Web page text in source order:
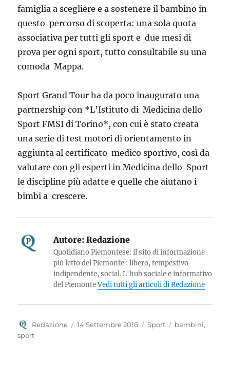
famiglia a scegliere e a sostenere il bambino in
questo percorso di scoperta: una sola quota
associativa per tutti gli sport e due mesi di
prova per ogni sport, tutto consultabile su una
comoda Mappa.
Sport Grand Tour ha da poco inaugurato una
partnership con *L’Istituto di Medicina dello
Sport FMSI di Torino*, con cui è stato creata
una serie di test motori di orientamento in
aggiunta al certificato medico sportivo, così da
valutare con gli esperti in Medicina dello Sport
le discipline più adatte e quelle che aiutano i
bimbi a crescere.
Autore: Redazione
Quotidiano Piemontese: il sito di informazione
più letto del Piemonte : libero, tempestivo
indipendente, social. L'hub sociale e informativo
del PiemonteVedi tutti gli articoli di Redazione
Autore
Redazione
Pubblicato
14 Settembre 2016 Categorie
Sport Tag
bambini,
sport